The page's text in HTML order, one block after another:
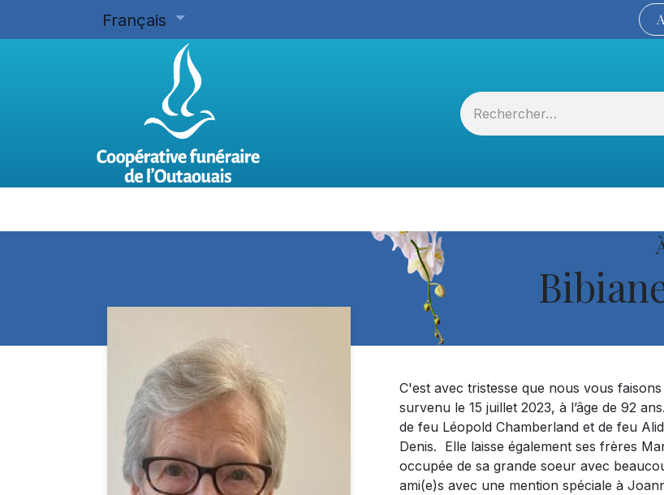
Français
C'est avec tristesse que nous vous
survenu le 15 juillet 2023, à l’âge de 92
de feu Léopold Chamberland et de feu
Denis. Elle laisse également ses frères
occupée de sa grande soeur avec
ami(e)s avec une mention spéciale à